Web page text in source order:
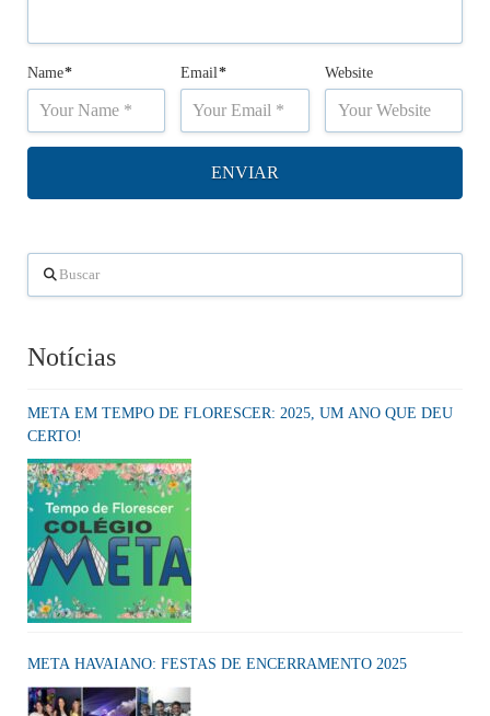
Name* Email* Website
Buscar
Notícias
META EM TEMPO DE FLORESCER: 2025, UM ANO QUE DEU
CERTO!
META HAVAIANO: FESTAS DE ENCERRAMENTO 2025